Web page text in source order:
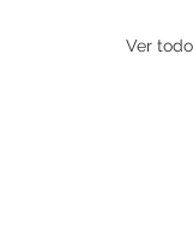
Ver todo